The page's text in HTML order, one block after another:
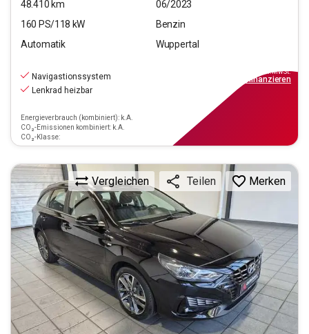
48.410 km
06/2023
160 PS/118 kW
Benzin
Automatik
Wuppertal
Navigastionssystem
Lenkrad heizbar
Energieverbrauch (kombiniert): k.A.
CO₂-Emissionen kombiniert: k.A.
CO₂-Klasse:
inkl.MwSt.
finanzieren
Vergleichen Teilen Merken